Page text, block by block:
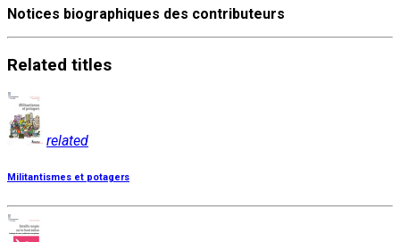
Notices biographiques des contributeurs
Related titles
related
Militantismes et potagers